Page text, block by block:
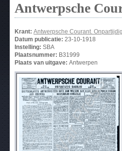
Antwerpsche
Krant: Antwerpsche Courant.
Datum publicatie: 23-10-1918
Instelling: SBA
Plaatsnummer: B31999
Plaats van uitgave: Antwerpen